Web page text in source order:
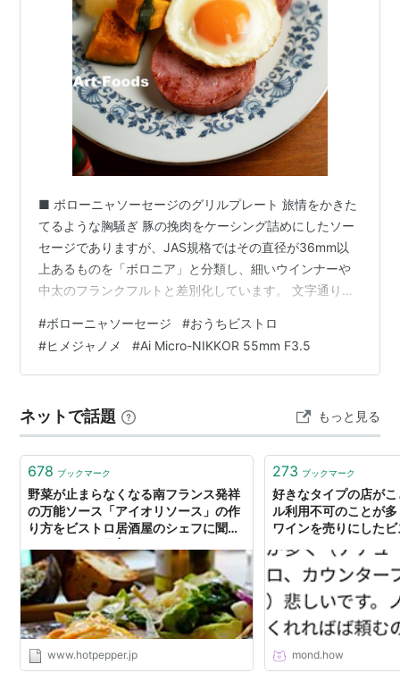
■ ボローニャソーセージのグリルプレート 旅情をかきた
てるような胸騒ぎ 豚の挽肉をケーシング詰めにしたソー
セージでありますが、JAS規格ではその直径が36mm以
上あるものを「ボロニア」と分類し、細いウインナーや
中太のフランクフルトと差別化しています。 文字通りイ
散りばめられているので香り高く旨味も豊か、そして加
熱済みなのでスライスカットすればそのままでもいただ
けるところから、サンドイッチやオードブルのアイテム
リルプレート Nippon Kogaku NIKKOR-S Auto 50mm
F1.…
#ボローニャソーセージ #おうちビストロ
#ヒメジャノメ #Ai Micro-NIKKOR 55mm F3.5
ネットで話題 もっと見る
678 ブックマーク
野菜が止まらなくなる南フランス発祥
の万能ソース「アイオリソース」の作
り方をビストロ居酒屋のシェフに聞い
メ
www.hotpepper.jp
273 ブックマーク
好きなタイプの店が
ル利用不可のことが
ワインを売りにした
悲しいです。ノンア
させてくれればば頼
単価の問題なら最低
れたら…と思ってし
り店側としてはなか
いくらいワイン好き
mond.how